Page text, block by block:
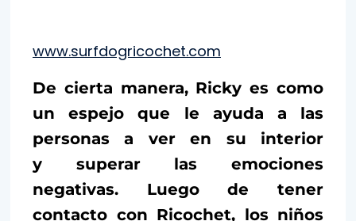
www.surfdogricochet.com
De cierta manera, Ricky es como
un espejo que le ayuda a las
personas a ver en su interior
y superar las emociones
negativas. Luego de tener
contacto con Ricochet, los niños